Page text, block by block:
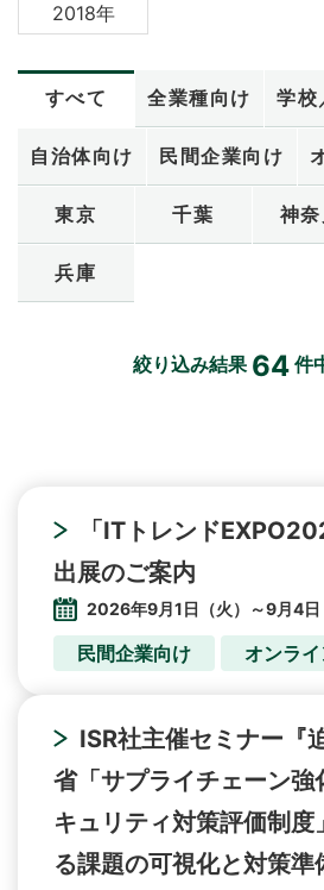
2018年
すべて 全業種向け 学校
自治体向け 民間企業向け
東京 千葉 神奈
兵庫
絞り込み結果 64 件
「ITトレンド
出展のご案内
2026年9月1日（火）～9月4日
民間企業向け オンラ
ISR社主催セミナー『
省「サプライチェーン強
キュリティ対策評価制度
る課題の可視化と対策準
採用情報
お問い合わせ